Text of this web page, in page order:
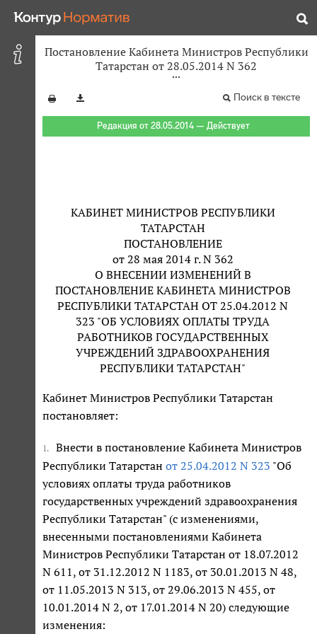
Постановление Кабинета Министров Республики
Татарстан от 28.05.2014 N 362
Поиск в тексте
Редакция от 28.05.2014 — Действует
КАБИНЕТ МИНИСТРОВ РЕСПУБЛИКИ
ТАТАРСТАН
ПОСТАНОВЛЕНИЕ
от 28 мая 2014 г. N 362
О ВНЕСЕНИИ ИЗМЕНЕНИЙ В
ПОСТАНОВЛЕНИЕ КАБИНЕТА МИНИСТРОВ
РЕСПУБЛИКИ ТАТАРСТАН ОТ 25.04.2012 N
323 "ОБ УСЛОВИЯХ ОПЛАТЫ ТРУДА
РАБОТНИКОВ ГОСУДАРСТВЕННЫХ
УЧРЕЖДЕНИЙ ЗДРАВООХРАНЕНИЯ
РЕСПУБЛИКИ ТАТАРСТАН"
Кабинет Министров Республики Татарстан
постановляет:
1.
Внести в постановление Кабинета Министров
Республики Татарстан от 25.04.2012 N 323 "Об
условиях оплаты труда работников
государственных учреждений здравоохранения
Республики Татарстан" (с изменениями,
внесенными постановлениями Кабинета
Министров Республики Татарстан от 18.07.2012
N 611, от 31.12.2012 N 1183, от 30.01.2013 N 48,
от 11.05.2013 N 313, от 29.06.2013 N 455, от
10.01.2014 N 2, от 17.01.2014 N 20) следующие
изменения: